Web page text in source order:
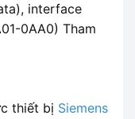
interface
0AA0) Tham
thiết bị Siemens